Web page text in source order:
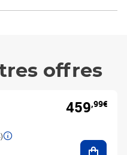
offres
459,99€